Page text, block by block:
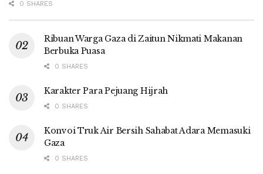
0 SHARES
Ribuan Warga Gaza di Zaitun Nikmati Makanan
Berbuka Puasa
0 SHARES
Karakter Para Pejuang Hijrah
0 SHARES
Konvoi Truk Air Bersih Sahabat Adara Memasuki
Gaza
0 SHARES